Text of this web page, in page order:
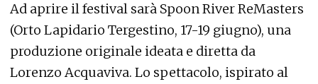
Ad aprire il festival sarà Spoon River ReMasters
(Orto Lapidario Tergestino, 17-19 giugno), una
produzione originale ideata e diretta da
Lorenzo Acquaviva. Lo spettacolo, ispirato al